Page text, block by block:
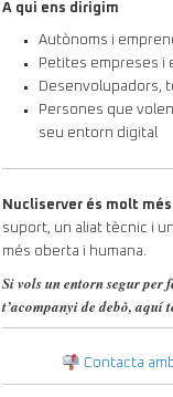
A qui ens dirigim
Autònoms i
Petites empreses i
Desenvolupadors,
Persones que
seu entorn digital
Nucliserver és molt
suport, un aliat tècnic i
més oberta i humana.
Si vols un entorn segur per
t’acompanyi de debò, aquí
Contacta